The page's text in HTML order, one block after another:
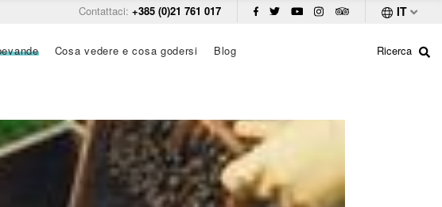
IT
Contattaci: +385 (0)21 761 017
Ricerca
Cosa vedere e cosa godersi Blog